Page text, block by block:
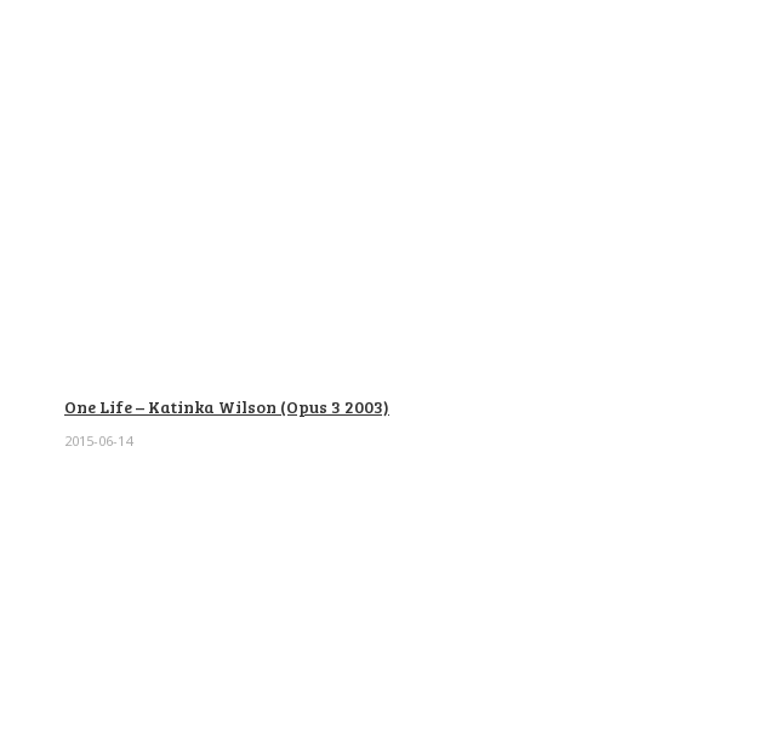
One Life – Katinka Wilson (Opus 3 2003)
2015-06-14